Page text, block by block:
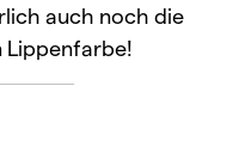
auch noch die
Lippenfarbe!